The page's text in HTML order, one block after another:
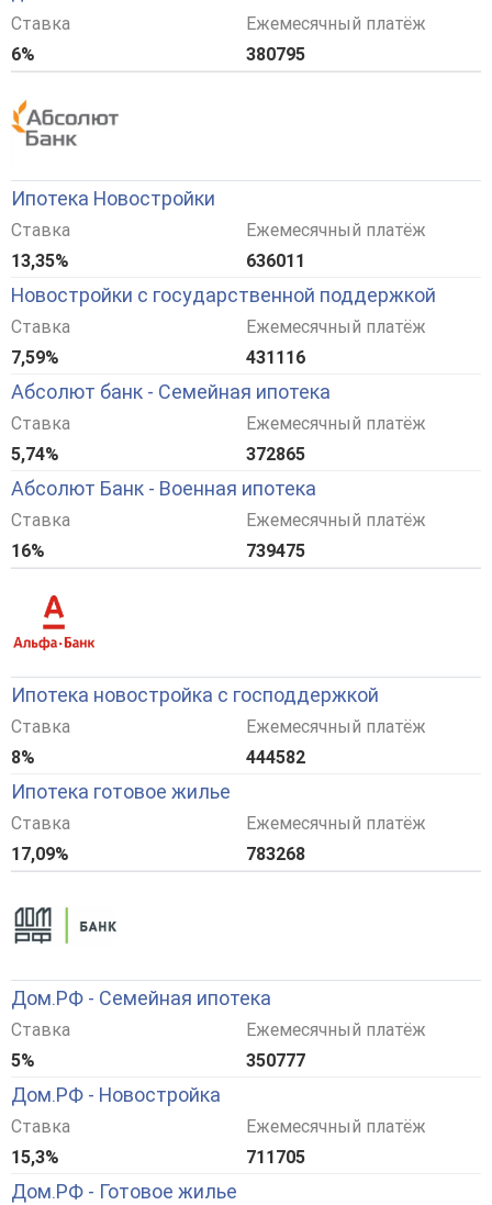
Ставка
6%
Ежемесячный платёж
380795
Ипотека Новостройки
Ставка
13,35%
Ежемесячный платёж
636011
Новостройки с государственной поддержкой
Ставка
7,59%
Ежемесячный платёж
431116
Абсолют банк - Семейная ипотека
Ставка
5,74%
Ежемесячный платёж
372865
Абсолют Банк - Военная ипотека
Ставка
16%
Ежемесячный платёж
739475
Ипотека новостройка с господдержкой
Ставка
8%
Ежемесячный платёж
444582
Ипотека готовое жилье
Ставка
17,09%
Ежемесячный платёж
783268
Дом.РФ - Семейная ипотека
Ставка
5%
Ежемесячный платёж
350777
Дом.РФ - Новостройка
Ставка
15,3%
Ежемесячный платёж
711705
Дом.РФ - Готовое жилье